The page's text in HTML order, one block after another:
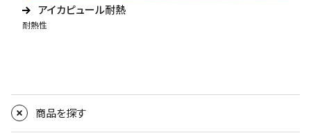
アイカピュール耐熱
耐熱性
商品を探す